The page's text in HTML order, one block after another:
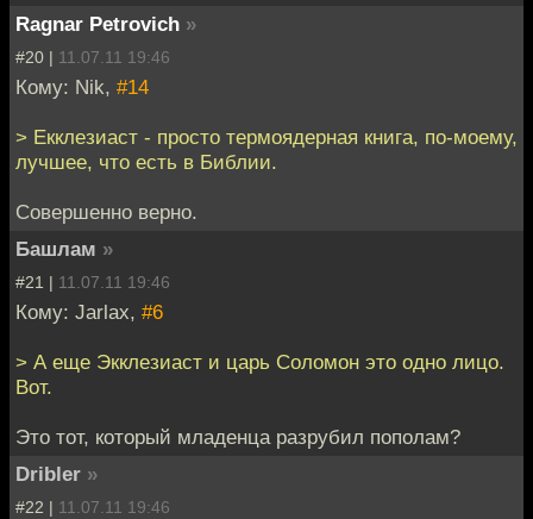
Ragnar Petrovich »
#20 | 11.07.11 19:46
Кому: Nik, #14
> Екклезиаст - просто термоядерная книга, по-моему,
лучшее, что есть в Библии.
Совершенно верно.
Башлам »
#21 | 11.07.11 19:46
Кому: Jarlax, #6
> А еще Экклезиаст и царь Соломон это одно лицо.
Вот.
Это тот, который младенца разрубил пополам?
Dribler »
#22 | 11.07.11 19:46